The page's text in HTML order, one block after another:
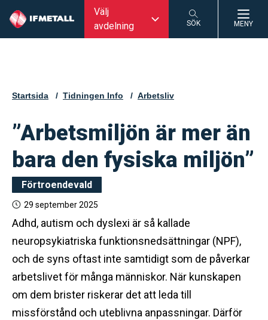
Välj
avdelning
SÖK MENY
Startsida Tidningen Info Arbetsliv
”Arbetsmiljön är mer än
bara den fysiska miljön”
Förtroendevald
29 september 2025
Adhd, autism och dyslexi är så kallade
neuropsykiatriska funktionsnedsättningar (NPF),
och de syns oftast inte samtidigt som de påverkar
arbetslivet för många människor. När kunskapen
om dem brister riskerar det att leda till
missförstånd och uteblivna anpassningar. Därför